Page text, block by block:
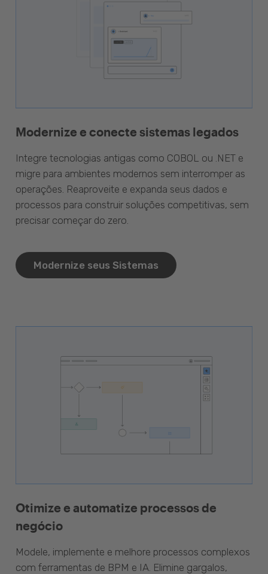
Modernize e conecte sistemas legados
Integre tecnologias antigas como COBOL ou .NET e
migre para ambientes modernos sem interromper as
operações. Reaproveite e expanda seus dados e
processos para construir soluções competitivas, sem
precisar começar do zero.
Modernize seus Sistemas
Otimize e automatize processos de
negócio
Modele, implemente e melhore processos complexos
com ferramentas de BPM e IA. Elimine gargalos,